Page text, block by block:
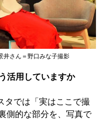
井さん＝野口みな子撮影
活用していますか
タでは「実はここで撮
側的な部分を、写真で